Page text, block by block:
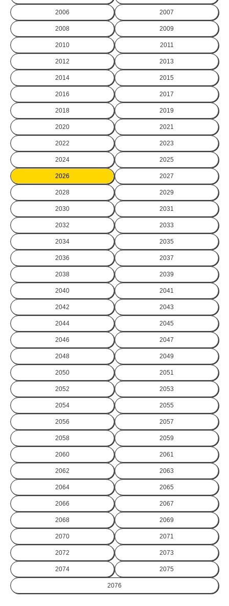
2006 2007
2008 2009
2010 2011
2012 2013
2014 2015
2016 2017
2018 2019
2020 2021
2022 2023
2024 2025
2026 2027
2028 2029
2030 2031
2032 2033
2034 2035
2036 2037
2038 2039
2040 2041
2042 2043
2044 2045
2046 2047
2048 2049
2050 2051
2052 2053
2054 2055
2056 2057
2058 2059
2060 2061
2062 2063
2064 2065
2066 2067
2068 2069
2070 2071
2072 2073
2074 2075
2076